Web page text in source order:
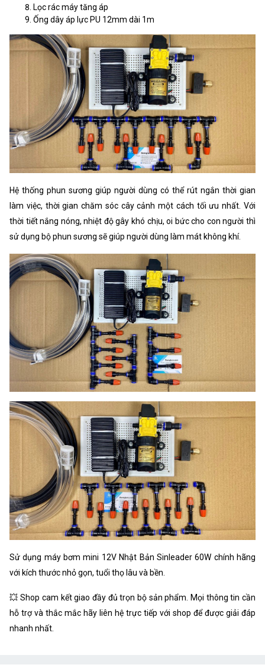
Lọc rác máy tăng áp
Ống dây áp lực PU 12mm dài 1m
Hệ thống phun sương giúp người dùng có thể rút ngắn thời gian
làm việc, thời gian chăm sóc cây cảnh một cách tối ưu nhất. Với
thời tiết nắng nóng, nhiệt độ gây khó chịu, oi bức cho con người thì
sử dụng bộ phun sương sẽ giúp người dùng làm mát không khí.
Sử dụng máy bơm mini 12V Nhật Bản Sinleader 60W chính hãng
với kích thước nhỏ gọn, tuổi thọ lâu và bền.
💥 Shop cam kết giao đầy đủ trọn bộ sản phẩm. Mọi thông tin cần
hỗ trợ và thắc mắc hãy liên hệ trực tiếp với shop để được giải đáp
nhanh nhất.